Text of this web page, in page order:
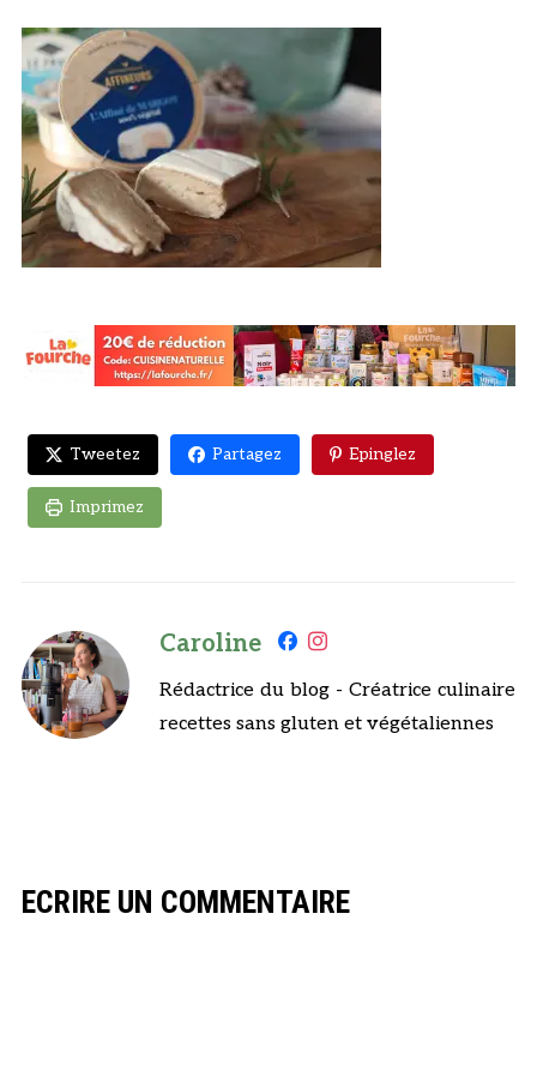
Tweetez Partagez Epinglez
Imprimez
Caroline
Rédactrice du blog - Créatrice culinaire
recettes sans gluten et végétaliennes
ECRIRE UN COMMENTAIRE